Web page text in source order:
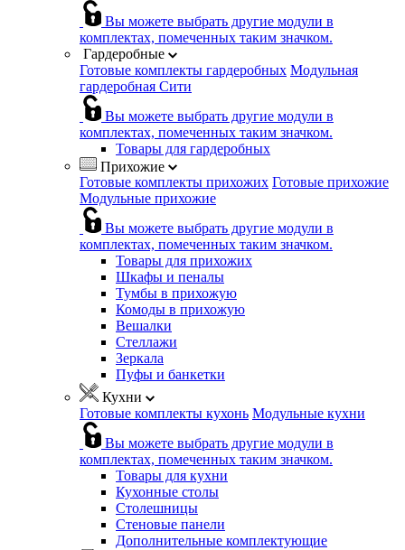
Вы можете выбрать другие модули в
комплектах, помеченных таким значком.
Гардеробные
Готовые комплекты гардеробных Модульная
гардеробная Сити
Вы можете выбрать другие модули в
комплектах, помеченных таким значком.
Товары для гардеробных
Прихожие
Готовые комплекты прихожих Готовые прихожие
Модульные прихожие
Вы можете выбрать другие модули в
комплектах, помеченных таким значком.
Товары для прихожих
Шкафы и пеналы
Тумбы в прихожую
Комоды в прихожую
Вешалки
Стеллажи
Зеркала
Пуфы и банкетки
Кухни
Готовые комплекты кухонь Модульные кухни
Вы можете выбрать другие модули в
комплектах, помеченных таким значком.
Товары для кухни
Кухонные столы
Столешницы
Стеновые панели
Дополнительные комплектующие